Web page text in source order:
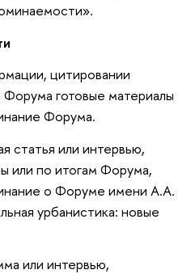
цитировании
Форума готовые материалы
Форума.
или интервью,
или по итогам Форума,
о Форуме имени А.А.
урбанистика: новые
или интервью,